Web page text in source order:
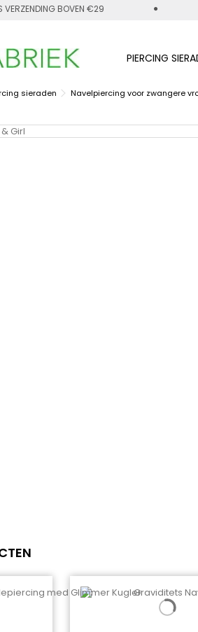
VERZENDING BOVEN €29
PIERCING
sieraden Navelpiercing voor zwangere